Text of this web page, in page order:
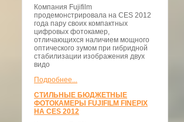
Компания Fujifilm
продемонстрировала на CES 2012
года пару своих компактных
цифровых фотокамер,
отличающихся наличием мощного
оптического зумом при гибридной
стабилизации изображения двух
видо
Подробнее...
СТИЛЬНЫЕ БЮДЖЕТНЫЕ
ФОТОКАМЕРЫ FUJIFILM FINEPIX
НА CES 2012